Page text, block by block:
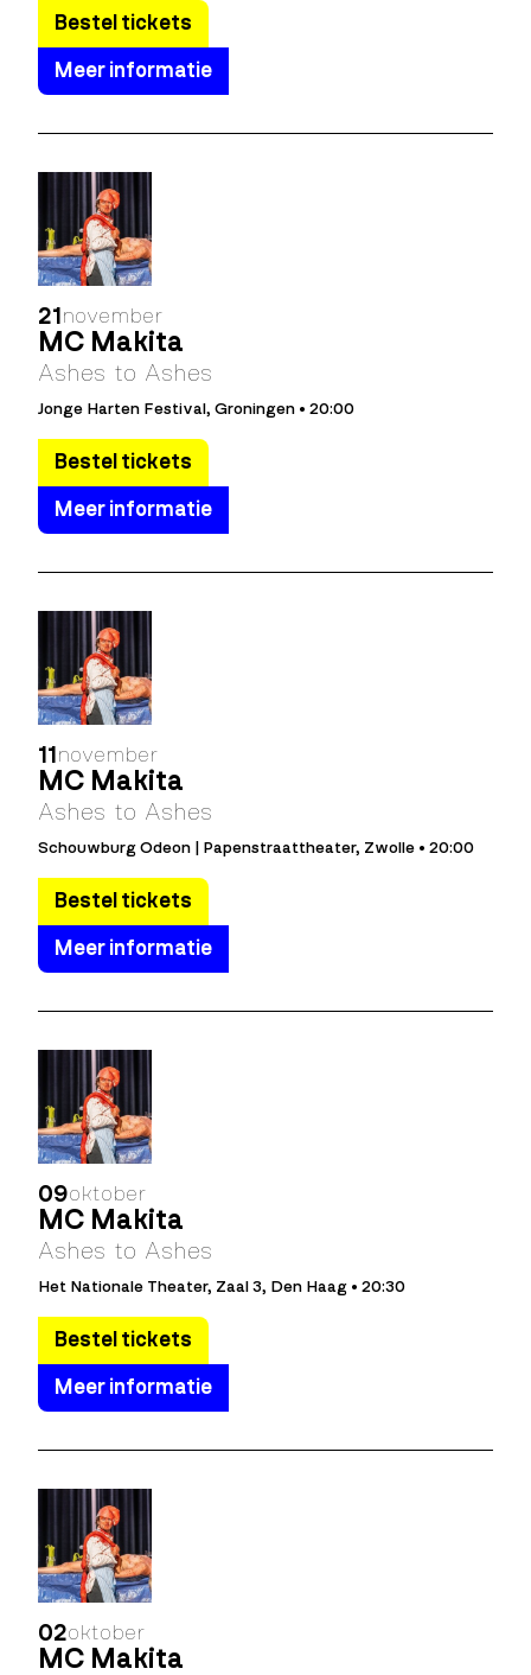
Bestel tickets
Meer informatie
21 november
MC Makita
Ashes to Ashes
Jonge Harten Festival, Groningen • 20:00
Bestel tickets
Meer informatie
11 november
MC Makita
Ashes to Ashes
Schouwburg Odeon | Papenstraattheater, Zwolle • 20:00
Bestel tickets
Meer informatie
09oktober
MC Makita
Ashes to Ashes
Het Nationale Theater, Zaal 3, Den Haag • 20:30
Bestel tickets
Meer informatie
02oktober
MC Makita